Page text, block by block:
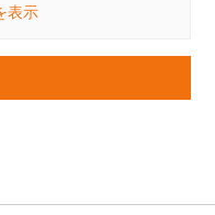
表示